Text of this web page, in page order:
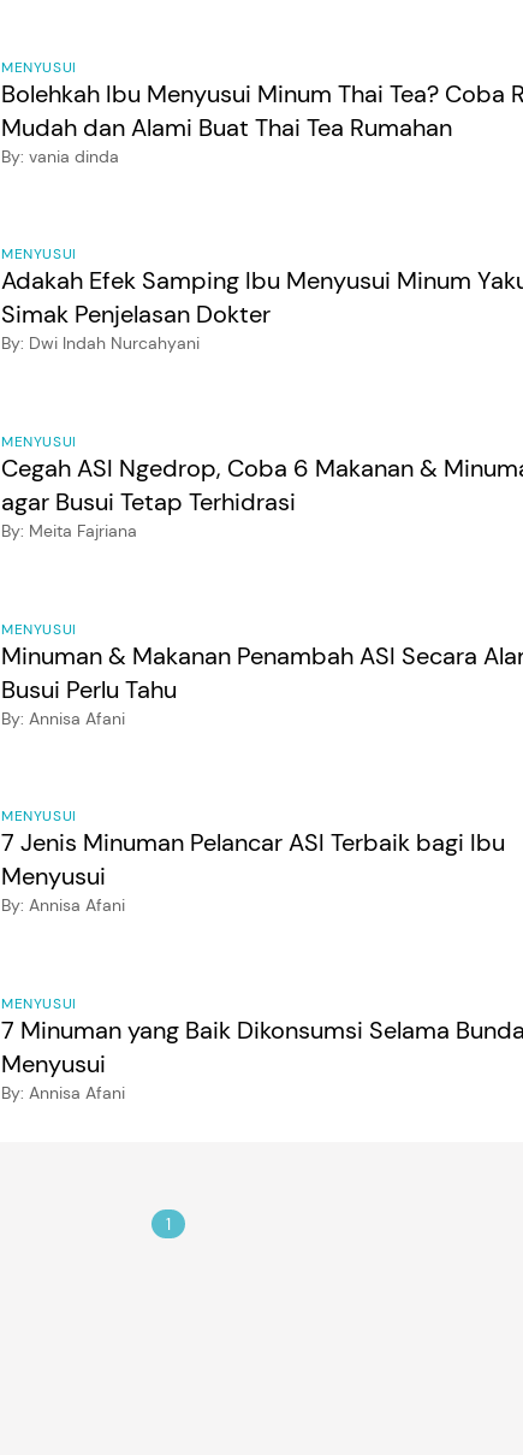
MENYUSUI
Bolehkah Ibu Menyusui Minum Thai Tea? Coba
Mudah dan Alami Buat Thai Tea Rumahan
By: vania dinda
MENYUSUI
Adakah Efek Samping Ibu Menyusui Minum
Simak Penjelasan Dokter
By: Dwi Indah Nurcahyani
MENYUSUI
Cegah ASI Ngedrop, Coba 6 Makanan &
agar Busui Tetap Terhidrasi
By: Meita Fajriana
MENYUSUI
Minuman & Makanan Penambah ASI Secara
Busui Perlu Tahu
By: Annisa Afani
MENYUSUI
7 Jenis Minuman Pelancar ASI Terbaik bagi Ibu
Menyusui
By: Annisa Afani
MENYUSUI
7 Minuman yang Baik Dikonsumsi Selama Bunda
Menyusui
By: Annisa Afani
1